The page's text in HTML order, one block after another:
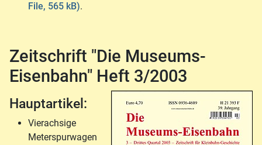
File, 565 kB).
Zeitschrift "Die Museums-
Eisenbahn" Heft 3/2003
Hauptartikel:
Vierachsige
Meterspurwagen